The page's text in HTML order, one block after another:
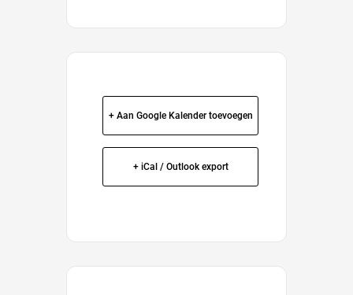
+ Aan Google Kalender toevoegen
+ iCal / Outlook export